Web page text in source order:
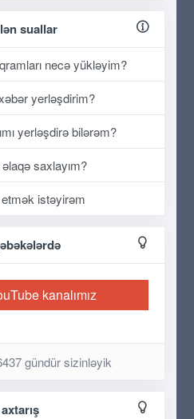
suallar
necə yükləyim?
yerləşdirim?
yerləşdirə bilərəm?
saxlayım?
istəyirəm
kanalımız
gündür sizinləyik